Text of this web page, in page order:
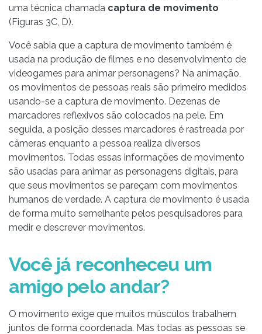
uma técnica chamada captura de movimento
(Figuras 3C, D).
Você sabia que a captura de movimento também é
usada na produção de filmes e no desenvolvimento de
videogames para animar personagens? Na animação,
os movimentos de pessoas reais são primeiro medidos
usando-se a captura de movimento. Dezenas de
marcadores reflexivos são colocados na pele. Em
seguida, a posição desses marcadores é rastreada por
câmeras enquanto a pessoa realiza diversos
movimentos. Todas essas informações de movimento
são usadas para animar as personagens digitais, para
que seus movimentos se pareçam com movimentos
humanos de verdade. A captura de movimento é usada
de forma muito semelhante pelos pesquisadores para
medir e descrever movimentos.
Você já reconheceu um
amigo pelo andar?
O movimento exige que muitos músculos trabalhem
juntos de forma coordenada. Mas todas as pessoas se